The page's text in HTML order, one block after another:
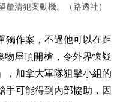
清犯案動機。（路透社）
獨作案，不過他可以在距
屋頂開槍，令外界懷疑
，加拿大軍隊狙擊小組的
手可能得到內部協助，因